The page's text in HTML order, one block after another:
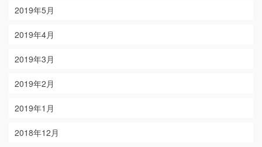
2019年5月
2019年4月
2019年3月
2019年2月
2019年1月
2018年12月